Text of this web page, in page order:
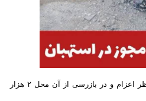
وی افزود: ماموران ضمن هماهنگی با مرجع قضایی به محل مورد نظر اعزام و در بازرسی از آن محل ۲ هزار